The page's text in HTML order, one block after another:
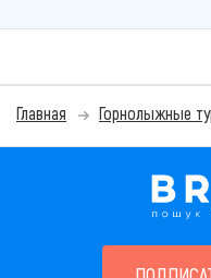
Главная Горнолыжные